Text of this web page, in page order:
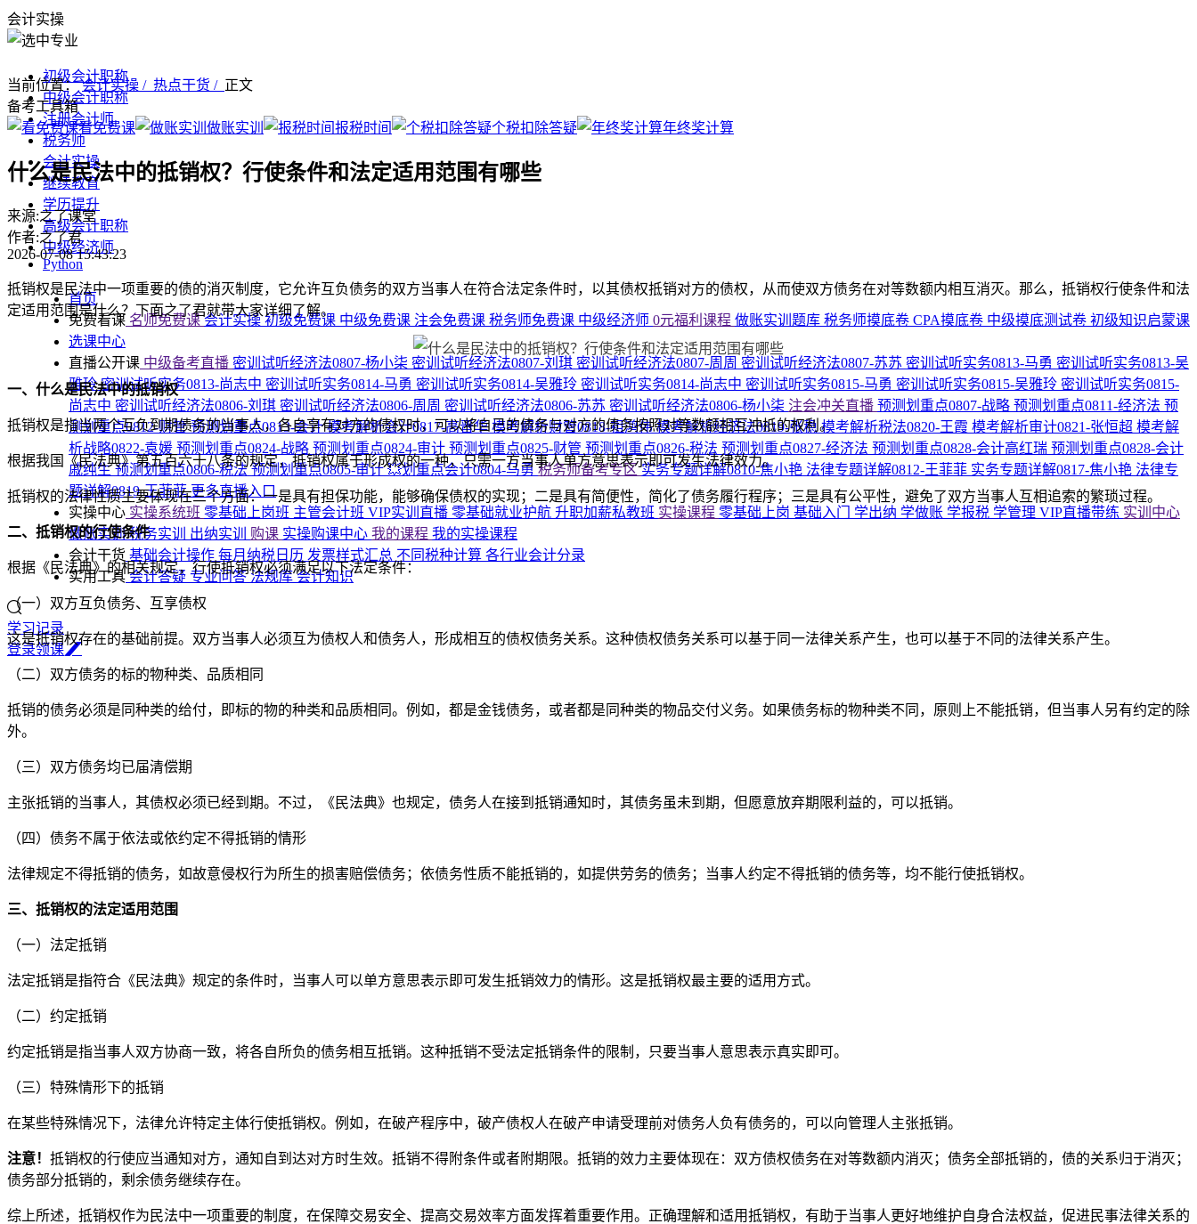
会计实操
初级会计职称
中级会计职称
注册会计师
税务师
会计实操
继续教育
学历提升
高级会计职称
中级经济师
Python
首页
免费看课 名师免费课会计实操初级免费课 中级免费课 注会免费课 税务师免费课 中级经济师 0元福利课程 做账实训题库 税务师摸底卷 CPA摸底卷 中级摸底测试卷 初级知识启蒙课
选课中心
直播公开课 中级备考直播 密训试听经济法0807-杨小柒 密训试听经济法0807-刘琪 密训试听经济法0807-周周 密训试听经济法0807-苏苏 密训试听实务0813-马勇 密训试听实务0813-吴
雅玲密训试听实务0813-尚志中 密训试听实务0814-马勇 密训试听实务0814-吴雅玲 密训试听实务0814-尚志中 密训试听实务0815-马勇 密训试听实务0815-吴雅玲 密训试听实务0815-
尚志中 密训试听经济法0806-刘琪 密训试听经济法0806-周周 密训试听经济法0806-苏苏 密训试听经济法0806-杨小柒 注会冲关直播 预测划重点0807-战略 预测划重点0811-经济法 预
测划重点0812-财管预测划重点0813-会计模考解析会计0817-高晋华模考解析财管0818-祖鸿伟模考解析经济法0819-张稳模考解析税法0820-王霞 模考解析审计0821-张恒超 模考解
析战略0822-袁媛 预测划重点0824-战略 预测划重点0824-审计 预测划重点0825-财管 预测划重点0826-税法 预测划重点0827-经济法 预测划重点0828-会计高红瑞 预测划重点0828-会计
戚纯生预测划重点0806-税法预测划重点0805-审计💥划重点会计0804-马勇税务师备考专区实务专题详解0810-焦小艳 法律专题详解0812-王菲菲 实务专题详解0817-焦小艳 法律专
题详解0819-王菲菲更多直播入口
实操中心 实操系统班 零基础上岗班 主管会计班 VIP实训直播 零基础就业护航 升职加薪私教班 实操课程 零基础上岗 基础入门 学出纳 学做账 学报税 学管理 VIP直播带练 实训中心
做账实训税务实训 出纳实训 购课 实操购课中心 我的课程 我的实操课程
会计干货 基础会计操作 每月纳税日历 发票样式汇总 不同税种计算 各行业会计分录
实用工具会计答疑 专业问答法规库会计知识
学习记录
登录领课
当前位置：会计实操 / 热点干货 / 正文
备考工具箱
看免费课
做账实训 报税时间 个税扣除答疑 年终奖计算
什么是民法中的抵销权？行使条件和法定适用范围有哪些
来源:之了课堂
作者:之了君
2026-07-08 15:43:23
抵销权是民法中一项重要的债的消灭制度，它允许互负债务的双方当事人在符合法定条件时，以其债权抵销对方的债权，从而使双方债务在对等数额内相互消灭。那么，抵销权行使条件和法
定适用范围是什么？下面之了君就带大家详细了解。
一、什么是民法中的抵销权
抵销权是指当两个互负到期债务的当事人，各自享有对方的债权时，可以将自己的债务与对方的债务按照对等数额相互冲抵的权利。
根据我国《民法典》第五百六十八条的规定，抵销权属于形成权的一种，只需一方当事人单方意思表示即可发生法律效力。
抵销权的法律性质主要体现在三个方面：一是具有担保功能，能够确保债权的实现；二是具有简便性，简化了债务履行程序；三是具有公平性，避免了双方当事人互相追索的繁琐过程。
二、抵销权的行使条件
根据《民法典》的相关规定，行使抵销权必须满足以下法定条件：
（一）双方互负债务、互享债权
这是抵销权存在的基础前提。双方当事人必须互为债权人和债务人，形成相互的债权债务关系。这种债权债务关系可以基于同一法律关系产生，也可以基于不同的法律关系产生。
（二）双方债务的标的物种类、品质相同
抵销的债务必须是同种类的给付，即标的物的种类和品质相同。例如，都是金钱债务，或者都是同种类的物品交付义务。如果债务标的物种类不同，原则上不能抵销，但当事人另有约定的除
外。
（三）双方债务均已届清偿期
主张抵销的当事人，其债权必须已经到期。不过，《民法典》也规定，债务人在接到抵销通知时，其债务虽未到期，但愿意放弃期限利益的，可以抵销。
（四）债务不属于依法或依约定不得抵销的情形
法律规定不得抵销的债务，如故意侵权行为所生的损害赔偿债务；依债务性质不能抵销的，如提供劳务的债务；当事人约定不得抵销的债务等，均不能行使抵销权。
三、抵销权的法定适用范围
（一）法定抵销
法定抵销是指符合《民法典》规定的条件时，当事人可以单方意思表示即可发生抵销效力的情形。这是抵销权最主要的适用方式。
（二）约定抵销
约定抵销是指当事人双方协商一致，将各自所负的债务相互抵销。这种抵销不受法定抵销条件的限制，只要当事人意思表示真实即可。
（三）特殊情形下的抵销
在某些特殊情况下，法律允许特定主体行使抵销权。例如，在破产程序中，破产债权人在破产申请受理前对债务人负有债务的，可以向管理人主张抵销。
注意！ 抵销权的行使应当通知对方，通知自到达对方时生效。抵销不得附条件或者附期限。抵销的效力主要体现在：双方债权债务在对等数额内消灭；债务全部抵销的，债的关系归于消灭；
债务部分抵销的，剩余债务继续存在。
综上所述，抵销权作为民法中一项重要的制度，在保障交易安全、提高交易效率方面发挥着重要作用。正确理解和适用抵销权，有助于当事人更好地维护自身合法权益，促进民事法律关系的